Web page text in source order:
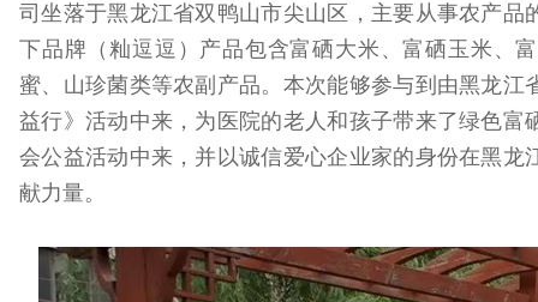
司坐落于黑龙江省双鸭山市尖山区，主要从事农产品
下品牌（籼逗逗）产品包含富硒大米、富硒玉米、
蜜、山珍菌类等农副产品。本次能够参与到由黑龙江
益行》活动中来，为医院的老人和孩子带来了绿色富
会公益活动中来，并以诚信爱心企业家的身份在黑龙
献力量。